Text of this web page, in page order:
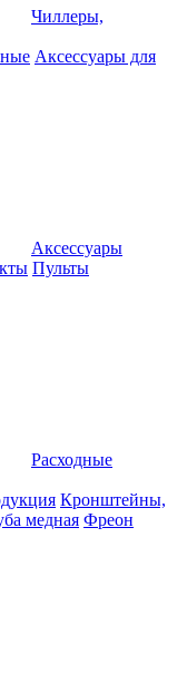
Чиллеры,
Аксессуары для
Аксессуары
Пульты
Расходные
Кронштейны,
медная Фреон